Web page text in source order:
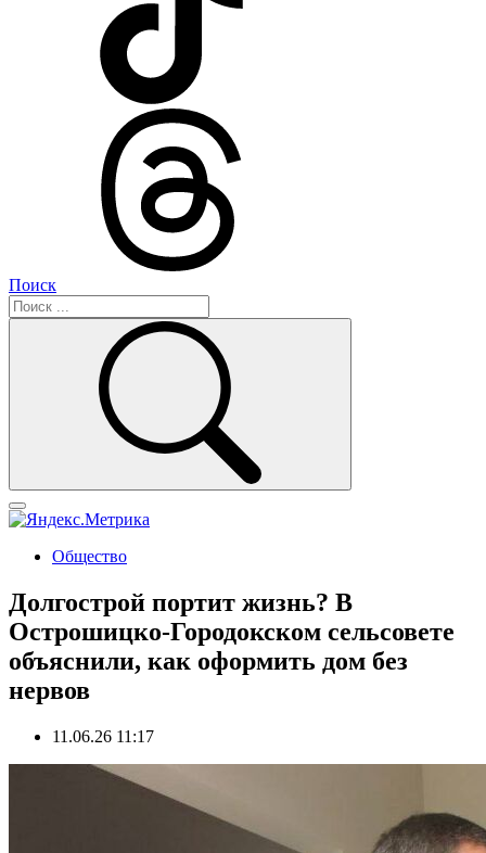
Поиск
Общество
Долгострой портит жизнь? В
Острошицко-Городокском сельсовете
объяснили, как оформить дом без
нервов
11.06.26 11:17